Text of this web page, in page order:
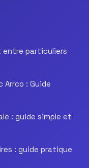
entre particuliers
: Guide
: guide simple et
: guide pratique